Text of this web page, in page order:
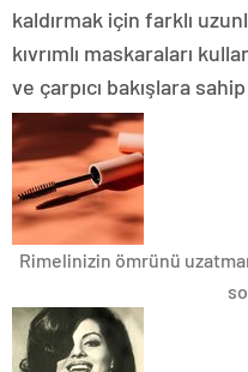
kaldırmak için farklı
kıvrımlı maskaraları
ve çarpıcı bakışlara sahip
Rimelinizin ömrünü